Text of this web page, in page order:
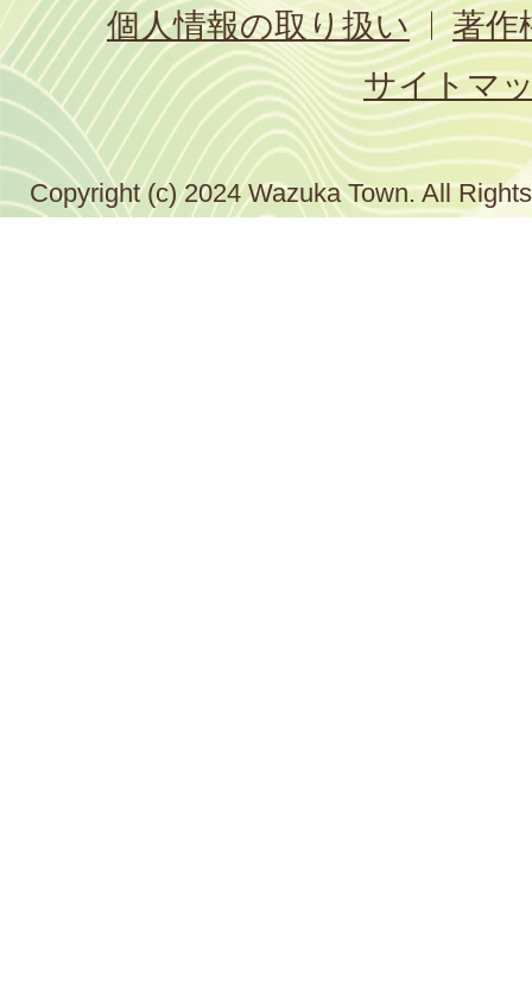
個人情報の取り扱い
著作
サイトマ
Copyright (c) 2024 Wazuka Town. All